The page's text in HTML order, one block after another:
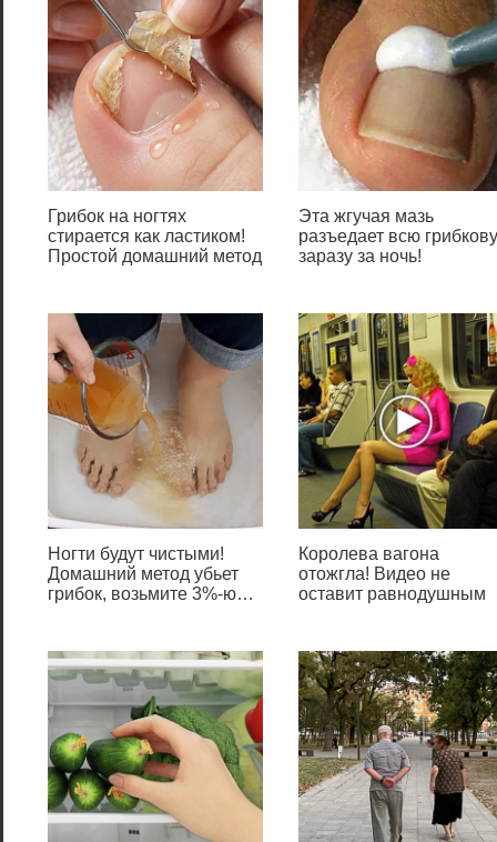
относительно недавняя, и
может использоваться только
на Виндовс 10, так-как
«Параметры системы» в том
виде в котором они
представлены есть только на
десятке.
2. В первой вкладке
активируйте опцию
«Установить время
автоматически».
3. Про скрольте вниз, до
надписи: «Сопутствующие
Грибок на ногтях
стирается как ластиком!
Простой домашний метод
Эта жгучая мазь
разъедает всю
заразу за ночь!
Ногти будут чистыми!
Домашний метод убьет
грибок, возьмите 3%-ю…
Королева вагона
отожгла! Видео не
оставит равнодушным